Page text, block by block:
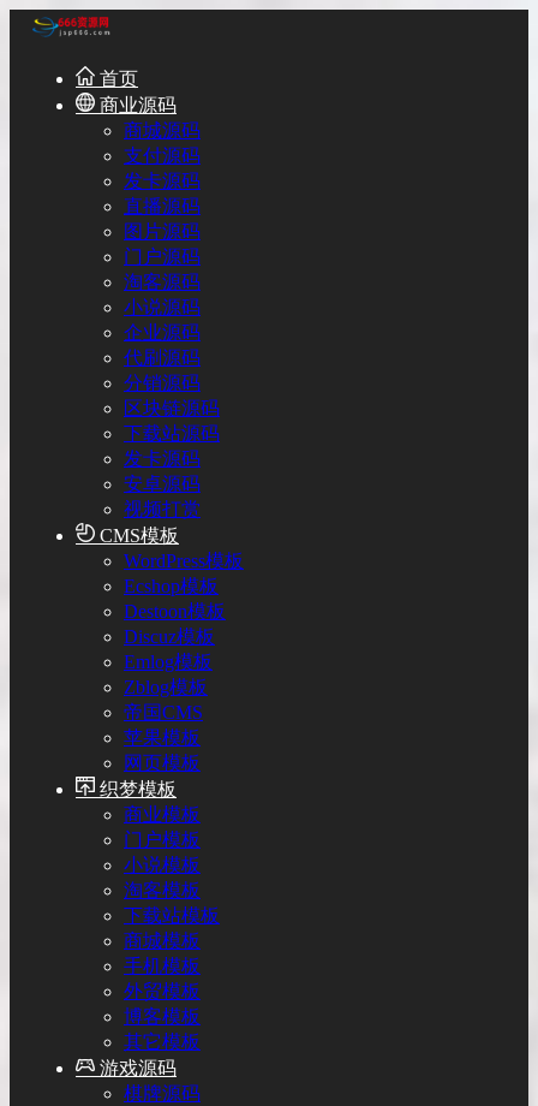
首页
商业源码
商城源码
支付源码
发卡源码
直播源码
图片源码
门户源码
淘客源码
小说源码
企业源码
代刷源码
分销源码
区块链源码
下载站源码
发卡源码
安卓源码
视频打赏
CMS模板
WordPress模板
Ecshop模板
Destoon模板
Discuz模板
Emlog模板
Zblog模板
帝国CMS
苹果模板
网页模板
织梦模板
商业模板
门户模板
小说模板
淘客模板
下载站模板
商城模板
手机模板
外贸模板
博客模板
其它模板
游戏源码
棋牌源码